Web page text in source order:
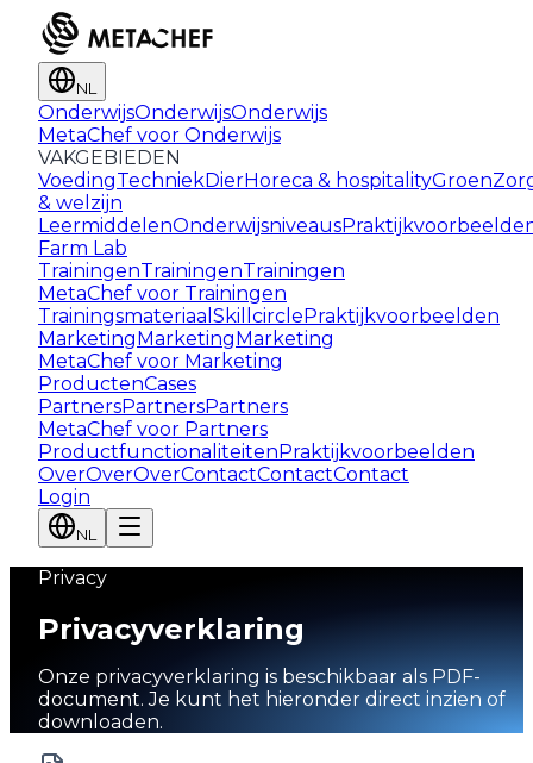
NL
OnderwijsOnderwijsOnderwijs
MetaChef voor Onderwijs
VAKGEBIEDEN
VoedingTechniekDierHoreca & hospitalityGroen
& welzijn
LeermiddelenOnderwijsniveaus
Farm Lab
TrainingenTrainingenTrainingen
MetaChef voor Trainingen
Trainingsmateriaal SkillcirclePraktijkvoorbeelden
MarketingMarketingMarketing
MetaChef voor Marketing
ProductenCases
PartnersPartnersPartners
MetaChef voor Partners
ProductfunctionaliteitenPraktijkvoorbeelden
OverOverOverContactContactContact
Login
NL
Privacy
Privacyverklaring
Onze privacyverklaring is beschikbaar als PDF-
document. Je kunt het hieronder direct inzien of
downloaden.